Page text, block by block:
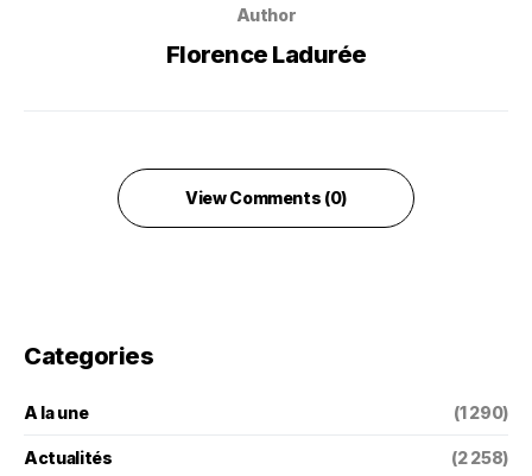
Author
Florence Ladurée
View Comments (0)
Categories
A la une (1 290)
Actualités (2 258)